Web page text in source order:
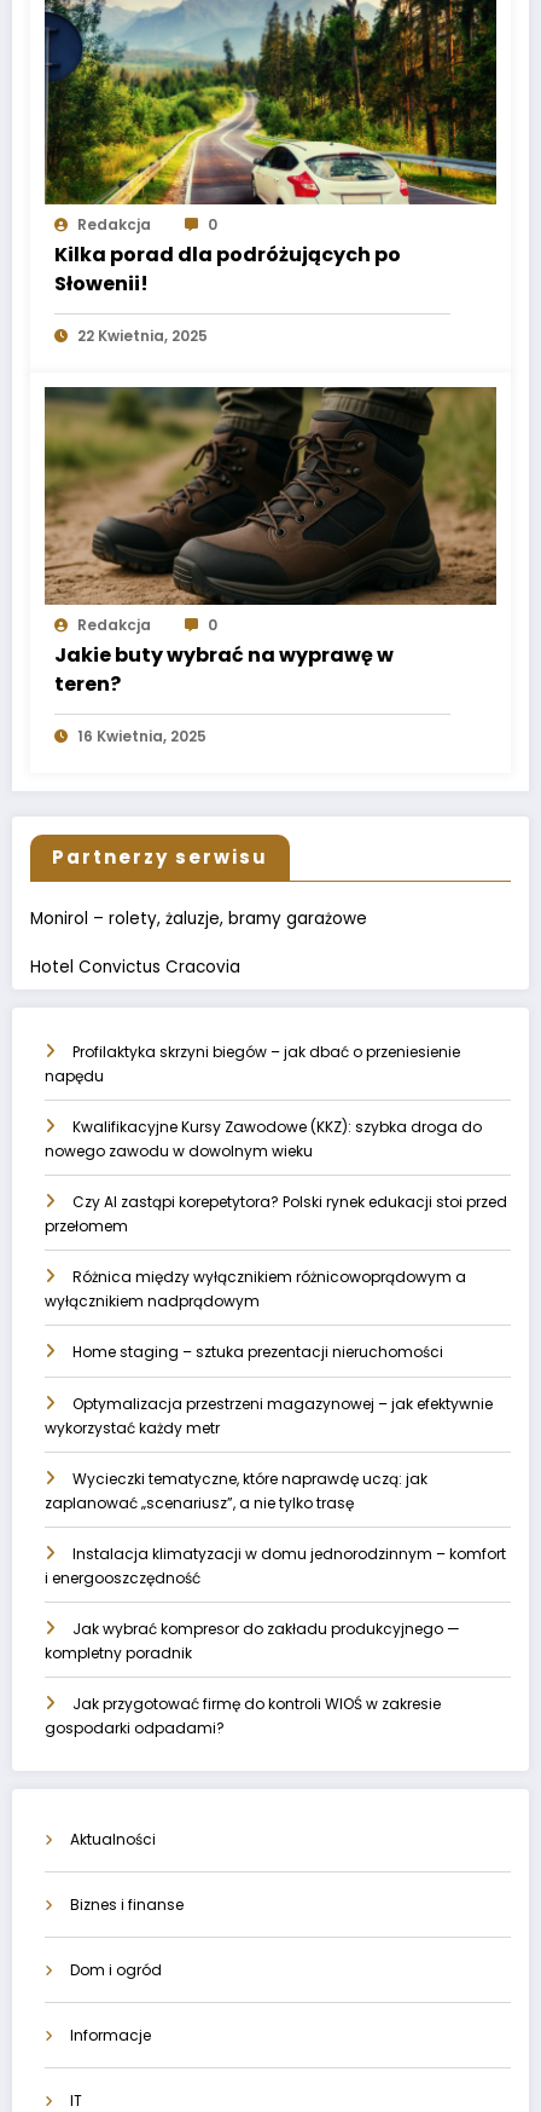
Redakcja 0
Kilka porad dla podróżujących po
Słowenii!
22 Kwietnia, 2025
Redakcja 0
Jakie buty wybrać na wyprawę w
teren?
16 Kwietnia, 2025
Partnerzy serwisu
Monirol – rolety, żaluzje, bramy garażowe
Hotel Convictus Cracovia
Profilaktyka skrzyni biegów – jak dbać o przeniesienie
napędu
Kwalifikacyjne Kursy Zawodowe (KKZ): szybka droga do
nowego zawodu w dowolnym wieku
Czy AI zastąpi korepetytora? Polski rynek edukacji stoi przed
przełomem
Różnica między wyłącznikiem różnicowoprądowym a
wyłącznikiem nadprądowym
Home staging – sztuka prezentacji nieruchomości
Optymalizacja przestrzeni magazynowej – jak efektywnie
wykorzystać każdy metr
Wycieczki tematyczne, które naprawdę uczą: jak
zaplanować „scenariusz”, a nie tylko trasę
Instalacja klimatyzacji w domu jednorodzinnym – komfort
i energooszczędność
Jak wybrać kompresor do zakładu produkcyjnego —
kompletny poradnik
Jak przygotować firmę do kontroli WIOŚ w zakresie
gospodarki odpadami?
Aktualności
Biznes i finanse
Dom i ogród
Informacje
IT